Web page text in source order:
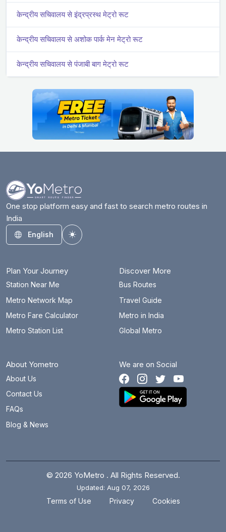
केन्द्रीय सचिवालय से इंद्रप्रस्थ मेट्रो रूट
केन्द्रीय सचिवालय से अशोक पार्क मेन मेट्रो रूट
केन्द्रीय सचिवालय से पंजाबी बाग मेट्रो रूट
One stop platform easy and fast to search metro routes in
India
English
Toggle theme
Plan Your Journey
Station Near Me
Metro Network Map
Metro Fare Calculator
Metro Station List
Discover More
Bus Routes
Travel Guide
Metro in India
Global Metro
About Yometro
About Us
Contact Us
FAQs
Blog & News
We are on Social
© 2026 YoMetro . All Rights Reserved.
Updated: Aug 07, 2026
Terms of Use Privacy Cookies